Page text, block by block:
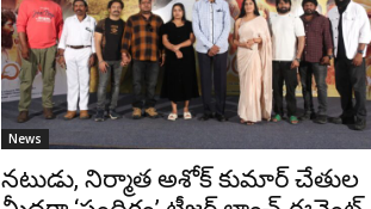
News
నటుడు, నిర్మాత అశోక్ కుమార్ చేతుల